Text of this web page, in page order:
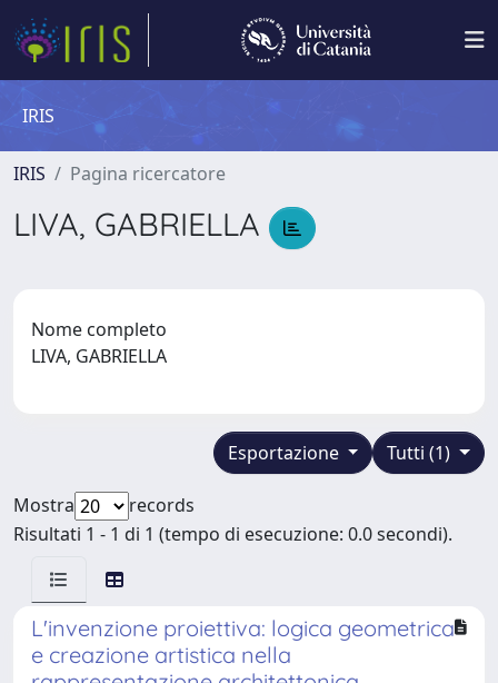
IRIS
IRIS Pagina ricercatore
LIVA, GABRIELLA
Nome completo
LIVA, GABRIELLA
Tutti (1)
Esportazione
Mostra
records
Risultati 1 - 1 di 1 (tempo di esecuzione: 0.0 secondi).
L'invenzione proiettiva: logica geometrica
e creazione artistica nella